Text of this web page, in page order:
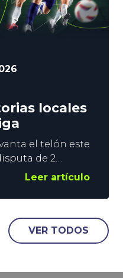
locales
el telón este
de 2
al Getafe
el Rayo para
del
que en YoSports
y
Leer artículo
VER TODOS